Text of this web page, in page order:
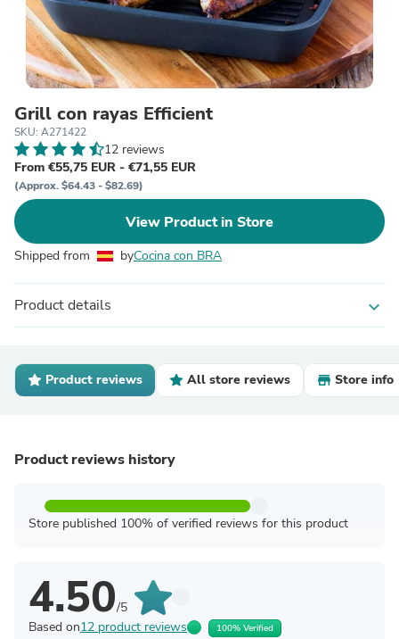
Grill con rayas Efficient
SKU: A271422
12 reviews
From €55,75 EUR - €71,55 EUR
(Approx. $64.43 - $82.69)
View Product in Store
Shipped from byCocina con BRA
Product details expand_more
Product reviews All store reviews Store info
Product reviews history
Store published 100% of verified reviews for this product
4.50/5
Based on12 product reviews 100% Verified